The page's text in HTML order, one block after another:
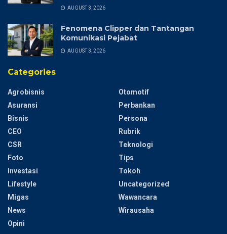
AUGUST 3, 2026
Fenomena Clipper dan Tantangan
Komunikasi Pejabat
AUGUST 3, 2026
Categories
Agrobisnis
Asuransi
Bisnis
CEO
CSR
Foto
Investasi
Lifestyle
Migas
News
Opini
Otomotif
Perbankan
Persona
Rubrik
Teknologi
Tips
Tokoh
Uncategorized
Wawancara
Wirausaha